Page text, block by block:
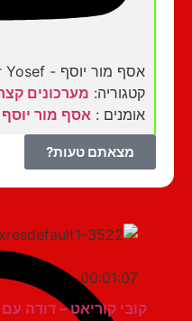
אסף מור יוסף - Asaf Mor Yosef
קטגוריה:מערכונים קצרים
אומנים :אסף מור יוסף
מצאתם טעות?
00:01:07
קובי קוריאט – דודה עם